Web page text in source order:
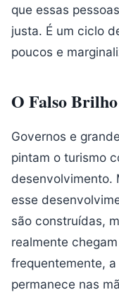
que essas
justa. É um ciclo
poucos e
O Falso
Governos e
pintam o turismo
desenvolvimento.
esse
são construídas,
realmente
frequentemente,
permanece nas